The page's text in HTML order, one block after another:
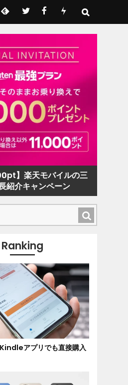
】楽天モバイルの三
紹介キャンペーン
Ranking
アプリでも直接購入